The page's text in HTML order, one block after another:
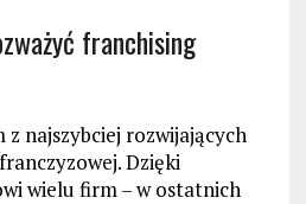
franchising
najszybciej rozwijających
Dzięki
wielu firm – w ostatnich